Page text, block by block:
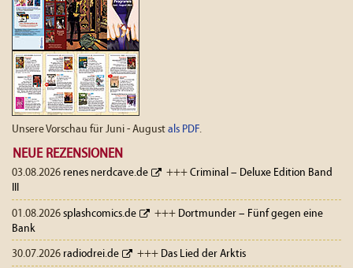
Unsere Vorschau für Juni - August als PDF.
NEUE REZENSIONEN
03.08.2026 renes nerdcave.de +++ Criminal – Deluxe Edition Band
01.08.2026 splashcomics.de +++ Dortmunder – Fünf gegen eine
Bank
30.07.2026 radiodrei.de +++ Das Lied der Arktis